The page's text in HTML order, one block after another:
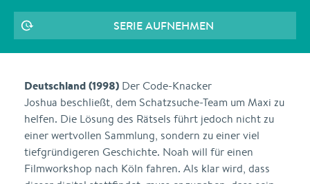
SERIE AUFNEHMEN
Deutschland (1998) Der Code-Knacker
Joshua beschließt, dem Schatzsuche-Team um Maxi zu
helfen. Die Lösung des Rätsels führt jedoch nicht zu
einer wertvollen Sammlung, sondern zu einer viel
tiefgründigeren Geschichte. Noah will für einen
Filmworkshop nach Köln fahren. Als klar wird, dass